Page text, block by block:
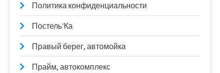
Политика конфиденциальности
Постель’Ка
Правый берег, автомойка
Прайм, автокомплекс